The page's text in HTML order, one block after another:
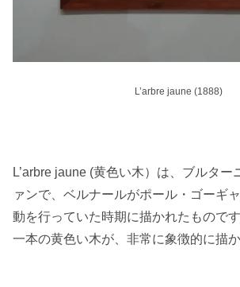
L’arbre jaune (1888)
L’arbre jaune (黄色い木）は、ブルター
ァンで、ベルナールがポール・ゴーギ
動を行っていた時期に描かれたもので
一本の黄色い木が、非常に象徴的に描か